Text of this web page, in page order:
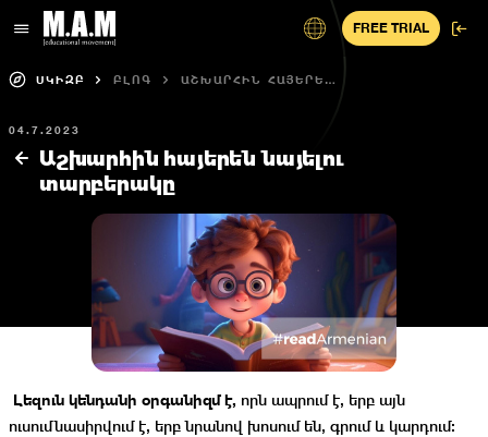
FREE TRIAL
ՍԿԻԶԲ ԲԼՈԳ
ԱՇԽԱՐՀԻՆ ՀԱՅԵՐԵՆ
04.7.2023
Աշխարհին հայերեն նայելու
տարբերակը
Լեզուն կենդանի օրգանիզմ է, որն ապրում է, երբ այն
ուսումնասիրվում է, երբ նրանով խոսում են, գրում և կարդում: